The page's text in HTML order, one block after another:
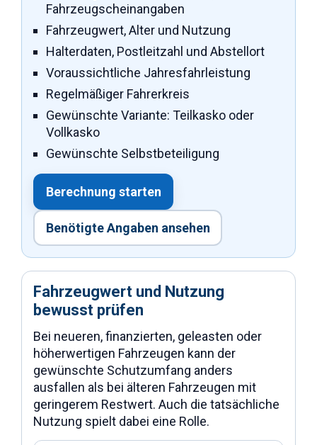
Fahrzeugscheinangaben
Fahrzeugwert, Alter und Nutzung
Halterdaten, Postleitzahl und Abstellort
Voraussichtliche Jahresfahrleistung
Regelmäßiger Fahrerkreis
Gewünschte Variante: Teilkasko oder
Vollkasko
Gewünschte Selbstbeteiligung
Berechnung starten
Benötigte Angaben ansehen
Fahrzeugwert und Nutzung
bewusst prüfen
Bei neueren, finanzierten, geleasten oder
höherwertigen Fahrzeugen kann der
gewünschte Schutzumfang anders
ausfallen als bei älteren Fahrzeugen mit
geringerem Restwert. Auch die tatsächliche
Nutzung spielt dabei eine Rolle.